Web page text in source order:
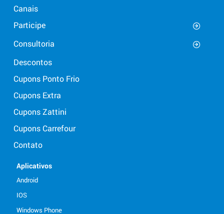
Canais
Participe
Consultoria
Descontos
Cupons Ponto Frio
Cupons Extra
Cupons Zattini
Cupons Carrefour
Contato
Aplicativos
Android
IOS
Windows Phone